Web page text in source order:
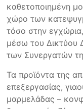
καθετοποιημένη
χώρο των
τόσο στην
μέσω του Δικτύου
των Συνεργατών
Τα προϊόντα της
επεξεργασίας,
μαρμελάδας –